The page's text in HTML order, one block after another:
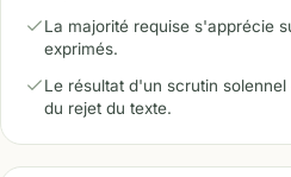
La majorité requise s'apprécie
exprimés.
Le résultat d'un scrutin
du rejet du texte.